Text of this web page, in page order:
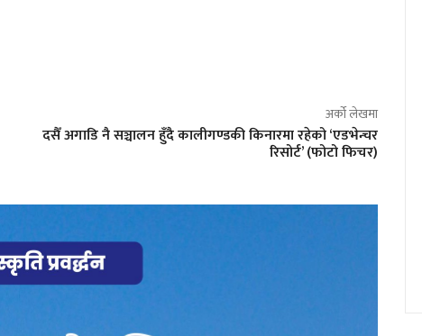
अर्को लेखमा
दसैँ अगाडि नै सञ्चालन हुँदै कालीगण्डकी किनारमा रहेको ‘एडभेन्चर
रिसोर्ट’ (फोटो फिचर)